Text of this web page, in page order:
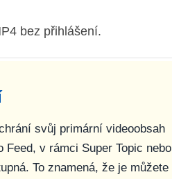
bez přihlášení.
svůj primární videoobsah
v rámci Super Topic nebo
To znamená, že je můžete